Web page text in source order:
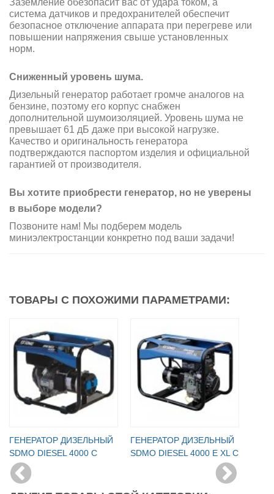
система датчиков и предохранителей обеспечит
безопасное отключение аппарата при перегреве или
повышении напряжения свыше установленных
норм.
Сниженный уровень шума.
Дизельный генератор работает громче аналогов на
бензине, поэтому его корпус снабжен
дополнительной шумоизоляцией. Уровень шума не
превышает 61 дБ даже при высокой нагрузке.
Качество и оригинальность генератора
подтверждаются паспортом изделия и официальной
гарантией от производителя.
Вы хотите приобрести генератор, но не уверены
в выборе модели?
Позвоните нам! Мы подберем модель
миниэлектростанции конкретно под ваши задачи!
ТОВАРЫ С ПОХОЖИМИ ПАРАМЕТРАМИ:
ГЕНЕРАТОР ДИЗЕЛЬНЫЙ
SDMO DIESEL 4000 C
ГЕНЕРАТОР ДИЗЕЛЬНЫЙ
SDMO DIESEL 4000 E XL C